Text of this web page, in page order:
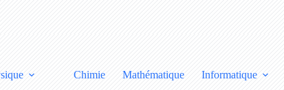
Chimie Mathématique Informatique